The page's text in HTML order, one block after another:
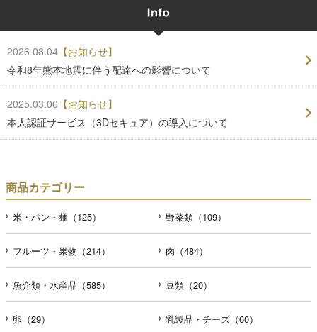
2026.08.04 【お知らせ】
令和8年熊本地震に伴う配達への影響について
2025.03.06 【お知らせ】
本人認証サービス（3Dセキュア）の導入について
商品カテゴリー
米・パン・麺（125） 野菜類（109）
フルーツ・果物（214） 肉（484）
魚介類・水産品（585） 豆類（20）
卵（29） 乳製品・チーズ（60）